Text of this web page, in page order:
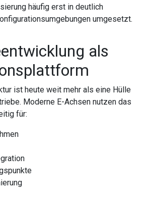
häufig erst in deutlich
umgesetzt.
als
ist heute weit mehr als eine Hülle
Moderne E-Achsen nutzen das
für: